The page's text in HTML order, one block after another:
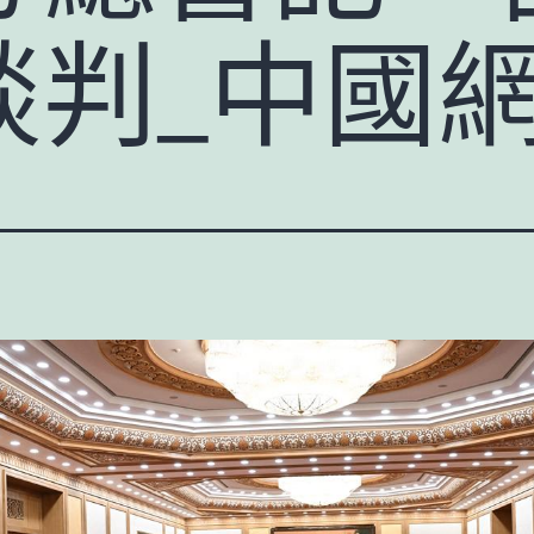
_中國